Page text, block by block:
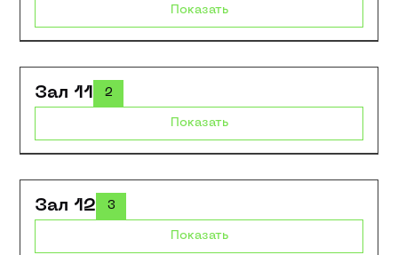
Показать
Зал 11 2
Показать
Зал 12 3
Показать